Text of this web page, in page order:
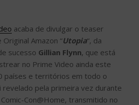
acaba de divulgar o teaser
Amazon “Utopia“, da
sucesso Gillian Flynn, que está
no Prime Video ainda este
países e territórios em todo o
revelado pela primeira vez durante
Con@Home, transmitido no